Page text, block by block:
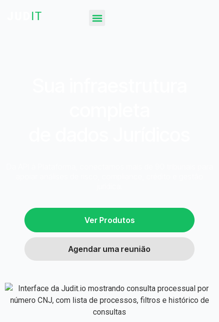
Ver Produtos
Agendar uma reunião